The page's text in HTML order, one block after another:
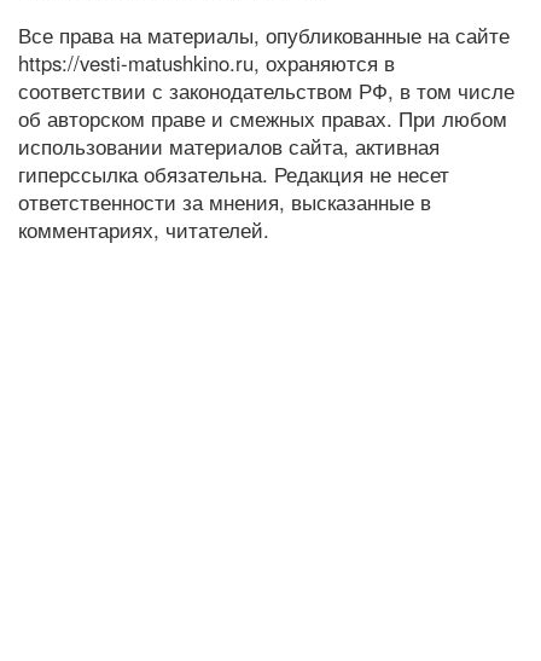
Все права на материалы, опубликованные на сайте
https://vesti-matushkino.ru, охраняются в
соответствии с законодательством РФ, в том числе
об авторском праве и смежных правах. При любом
использовании материалов сайта, активная
гиперссылка обязательна. Редакция не несет
ответственности за мнения, высказанные в
комментариях, читателей.